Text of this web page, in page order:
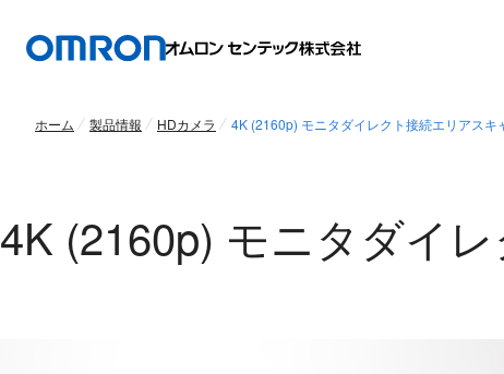
ホーム 製品情報 HDカメラ 4K (2160p) モニタダイレクト接続エリアスキ
4K (2160p) モニタダイ